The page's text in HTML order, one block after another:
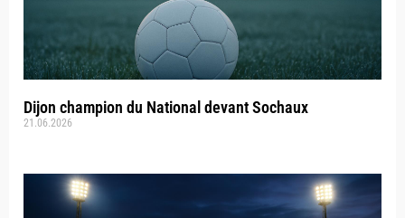
Dijon champion du National devant Sochaux
21.06.2026